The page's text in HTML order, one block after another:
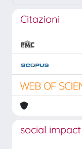
Citazioni
social impact